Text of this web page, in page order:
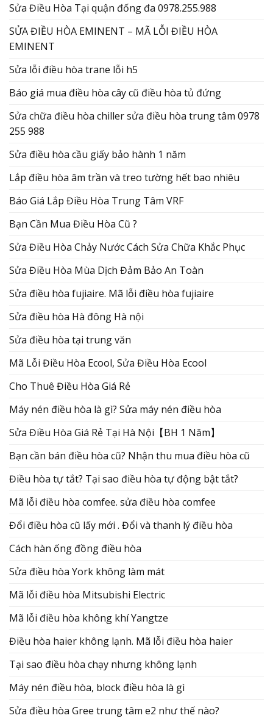
Sửa Điều Hòa Tại quận đống đa 0978.255.988
SỬA ĐIỀU HÒA EMINENT – MÃ LỖI ĐIỀU HÒA
EMINENT
Sửa lỗi điều hòa trane lỗi h5
Báo giá mua điều hòa cây cũ điều hòa tủ đứng
Sửa chữa điều hòa chiller sửa điều hòa trung tâm 0978
255 988
Sửa điều hòa cầu giấy bảo hành 1 năm
Lắp điều hòa âm trần và treo tường hết bao nhiêu
Báo Giá Lắp Điều Hòa Trung Tâm VRF
Bạn Cần Mua Điều Hòa Cũ ?
Sửa Điều Hòa Chảy Nước Cách Sửa Chữa Khắc Phục
Sửa Điều Hòa Mùa Dịch Đảm Bảo An Toàn
Sửa điều hòa fujiaire. Mã lỗi điều hòa fujiaire
Sửa điều hòa Hà đông Hà nội
Sửa điều hòa tại trung văn
Mã Lỗi Điều Hòa Ecool, Sửa Điều Hòa Ecool
Cho Thuê Điều Hòa Giá Rẻ
Máy nén điều hòa là gì? Sửa máy nén điều hòa
Sửa Điều Hòa Giá Rẻ Tại Hà Nội【BH 1 Năm】
Bạn cần bán điều hòa cũ? Nhận thu mua điều hòa cũ
Điều hòa tự tắt? Tại sao điều hòa tự động bật tắt?
Mã lỗi điều hòa comfee. sửa điều hòa comfee
Đổi điều hòa cũ lấy mới . Đổi và thanh lý điều hòa
Cách hàn ống đồng điều hòa
Sửa điều hòa York không làm mát
Mã lỗi điều hòa Mitsubishi Electric
Mã lỗi điều hòa không khí Yangtze
Điều hòa haier không lạnh. Mã lỗi điều hòa haier
Tại sao điều hòa chạy nhưng không lạnh
Máy nén điều hòa, block điều hòa là gì
Sửa điều hòa Gree trung tâm e2 như thế nào?